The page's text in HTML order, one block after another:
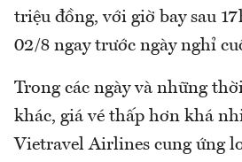
triệu đồng, với giờ bay sau
02/8 ngay trước ngày nghỉ
Trong các ngày và những
khác, giá vé thấp hơn khá
Vietravel Airlines cung ứng